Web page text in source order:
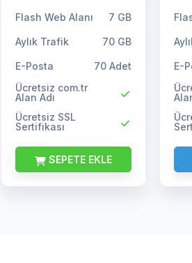
Flash Web Alanı 7 GB
Aylık Trafik 70 GB
E-Posta
70 Adet
Ücretsiz com.tr
Alan Adı
Ücretsiz SSL
Sertifikası
SEPETE EKLE
E-